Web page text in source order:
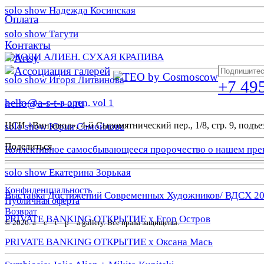
solo show Надежда Косинская
solo show Тагути
ДЖОЛИ АЛИЕН. СУХАЯ КРАПИВА
solo show Игоря Литвинова
a—s—t—r—a open. vol 1
solo show Юрия Самойлова
Коллективное самосбывающееся пророчество о нашем
solo show Екатерина Зорькая
Выставка Достижений Современных Художников/ ВДСХ
PRIVATE BANKING ОТКРЫТИЕ х Егор Остров
PRIVATE BANKING ОТКРЫТИЕ х Оксана Мась
Оплата
Контакты
+7
hello@a-s-t-r-a.ru
ЦСИ «Винзавод», 4-й Сыромятнический пер., 1/8, стр. 9,
Поделиться
Конфиденциальность
Публичная оферта
Возврат
© 2026. a—с—t—р—a gallery. Все права защищены.